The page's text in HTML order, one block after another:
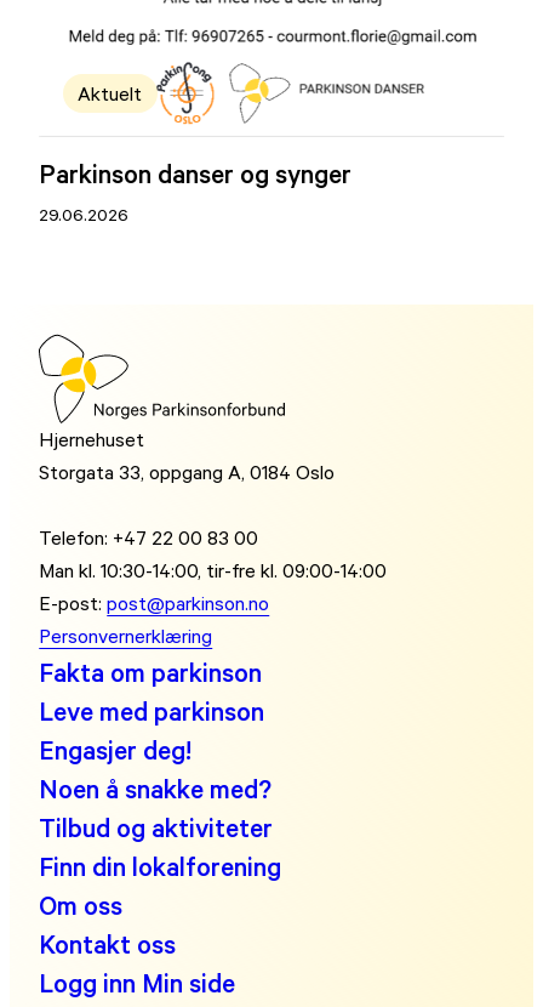
Aktuelt
Parkinson danser og synger
29.06.2026
Hjernehuset
Storgata 33, oppgang A, 0184 Oslo
Telefon: +47 22 00 83 00
Man kl. 10:30-14:00, tir-fre kl. 09:00-14:00
E-post:post@parkinson.no
Personvernerklæring
Fakta om parkinson
Leve med parkinson
Engasjer deg!
Noen å snakke med?
Tilbud og aktiviteter
Finn din lokalforening
Om oss
Kontakt oss
Logg inn Min side